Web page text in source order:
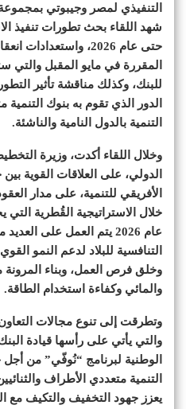
التنفيذي لمصر وجيبوتي
شهد اللقاء بحث تطورات تنفيذ
حتى عام 2026،
المقررة في مايو المقبل والتي
للبنك، وكذلك مناقشة تأثير
الدور الذي تقوم به بنوك
التنمية بالدول النامية والناشئة.
وخلال اللقاء أكدت، وزيرة
الدولي، على العلاقات القوية
الأفريقي للتنمية، على مدار
خلال الاستراتيجية القُطرية
عام 2026 يتم العمل على
التنافسية للبلاد لدعم النمو
وخلق فرص العمل، وبناء المرونة
والمائي وكفاءة استخدام الطاقة.
وتطرقت إلى تنوع مجالات التعاون
والتي يأتي على رأسها قيادة
الوطنية لبرنامج “نُوفّي” من
التنمية متعددي الأطراف
يعزز جهود التخفيف والتكيف مع